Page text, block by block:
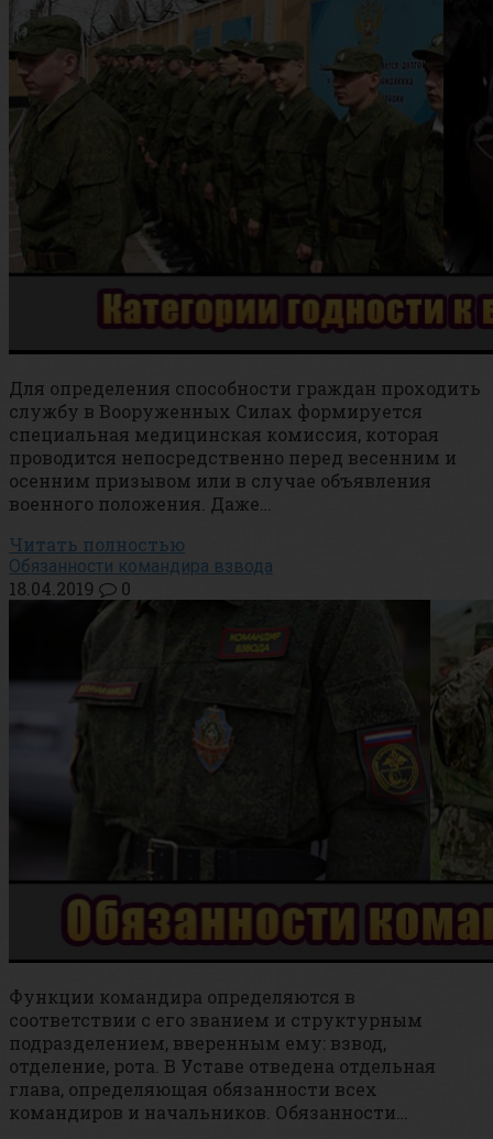
Для определения способности граждан проходить
службу в Вооруженных Силах формируется
специальная медицинская комиссия, которая
проводится непосредственно перед весенним и
осенним призывом или в случае объявления
военного положения. Даже…
Читать полностью
Обязанности командира взвода
18.04.2019 0
Функции командира определяются в
соответствии с его званием и структурным
подразделением, вверенным ему: взвод,
отделение, рота. В Уставе отведена отдельная
глава, определяющая обязанности всех
командиров и начальников. Обязанности…